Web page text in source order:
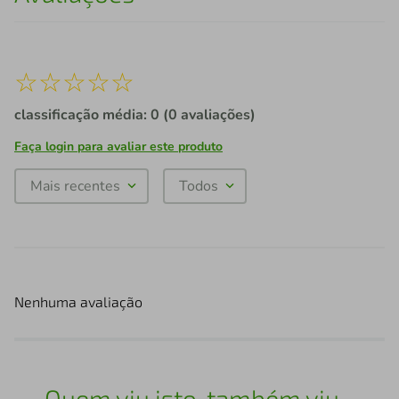
☆☆☆☆☆
classificação média: 0 (0 avaliações)
Faça login para avaliar este produto
Mais recentes Todos
Nenhuma avaliação